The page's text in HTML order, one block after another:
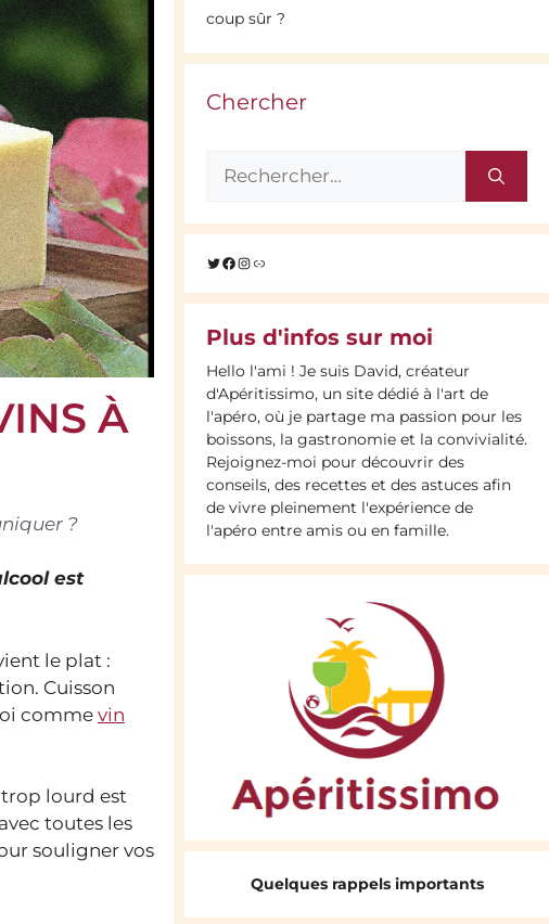
À
?
est
le plat :
Cuisson
comme vin
trop lourd est
toutes les
souligner vos
coup sûr ?
Chercher
Rechercher :
Twitter
Facebook
Instagram
Lien
Plus d'infos sur moi
Hello l'ami ! Je suis David, créateur
d'Apéritissimo, un site dédié à l'art de
l'apéro, où je partage ma passion pour les
boissons, la gastronomie et la convivialité.
Rejoignez-moi pour découvrir des
conseils, des recettes et des astuces afin
de vivre pleinement l'expérience de
l'apéro entre amis ou en famille.
Quelques rappels importants